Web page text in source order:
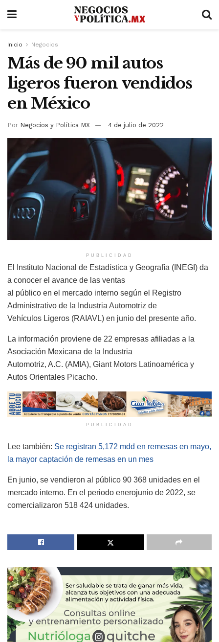
Inicio Negocios
Más de 90 mil autos
ligeros fueron vendidos
en México
Por Negocios y Política MX 4 de julio de 2022
PUBLICIDAD
El Instituto Nacional de Estadística y Geografía (INEGI) da
a conocer el avance de las ventas
al público en el mercado interno según el Registro
Administrativo de la Industria Automotriz de
Vehículos Ligeros (RAIAVL) en junio del presente año.
La información proviene de 22 empresas afiliadas a la
Asociación Mexicana de la Industria
Automotriz, A.C. (AMIA), Giant Motors Latinoamérica y
Autos Orientales Picacho.
PUBLICIDAD
Lee también: Se registran 5,172 mdd en remesas en mayo,
la mayor captación de remesas en un mes
En junio, se vendieron al público 90 368 unidades en el
mercado interno. En el periodo enerojunio de 2022, se
comercializaron 518 424 unidades.